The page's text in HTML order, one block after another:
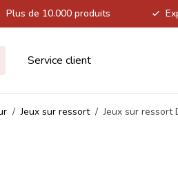
Plus de 10.000 produits
Service client
/ Jeux sur ressort / Jeux sur ressort